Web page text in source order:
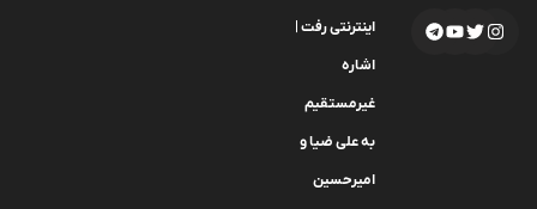
اینترنتی رفت |
اشاره
غیرمستقیم
به علی ضیا و
امیرحسین